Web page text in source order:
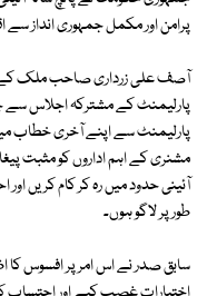
پرامن اور مکمل جمہوری انداز
آصف علی زرداری صاحب ملک
پارلیمنٹ کے مشترکہ اجلاس سے
پارلیمنٹ سے اپنے آخری خطاب میں
مشنری کے اہم اداروں کو مثبت
آئینی حدود میں رہ کر کام کریں
طور پر لاگو ہوں۔
سابق صدر نے اس امر پر افسوس کا